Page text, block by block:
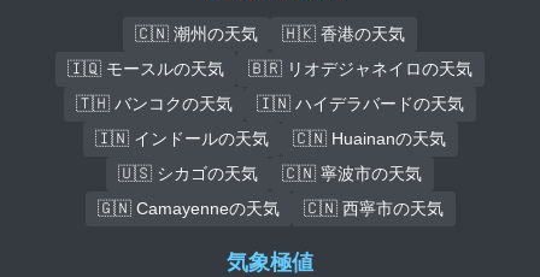
🇨🇳 潮州の天気
🇭🇰 香港の天気
🇮🇶 モースルの天気
🇧🇷 リオデジャネイロの天気
🇹🇭 バンコクの天気
🇮🇳 ハイデラバードの天気
🇮🇳 インドールの天気
🇨🇳 Huainanの天気
🇺🇸 シカゴの天気
🇨🇳 寧波市の天気
🇬🇳 Camayenneの天気
🇨🇳 西寧市の天気
気象極値